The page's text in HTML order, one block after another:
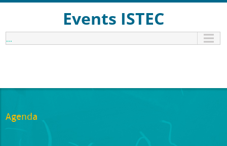
Events ISTEC
...
Agenda
1:00 am